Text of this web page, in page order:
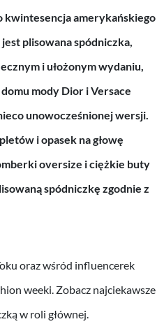
amerykańskiego
plisowana spódniczka,
i ułożonym wydaniu,
mody Dior i Versace
unowocześnionej wersji.
i opasek na głowę
oversize i ciężkie buty
spódniczkę zgodnie z
oraz wśród influencerek
weeki. Zobacz najciekawsze
w roli głównej.